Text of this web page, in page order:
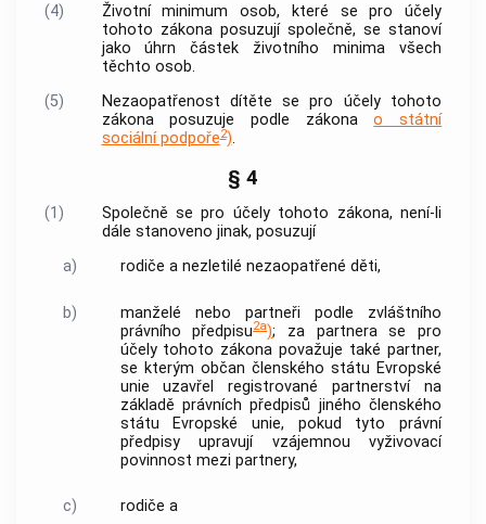
(4)
Životní minimum osob, které se pro účely
tohoto zákona posuzují společně, se stanoví
jako úhrn částek životního minima všech
těchto osob.
(5)
Nezaopatřenost dítěte se pro účely tohoto
zákona posuzuje podle zákonao státní
sociální podpoře2).
§ 4
(1)
Společně se pro účely tohoto zákona, není-li
dále stanoveno jinak, posuzují
a)
rodiče a nezletilé nezaopatřené děti,
b)
manželé nebo partneři podle zvláštního
právního předpisu2a); za partnera se pro
účely tohoto zákona považuje také partner,
se kterým občan členského státu Evropské
unie uzavřel registrované partnerství na
základě právních předpisů jiného členského
státu Evropské unie, pokud tyto právní
předpisy upravují vzájemnou vyživovací
povinnost mezi partnery,
c) rodiče a